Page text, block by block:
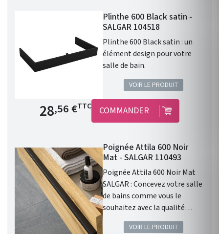
Plinthe 600 Black satin -
SALGAR 104518
Plinthe 600 Black satin : un
élément design pour votre
salle de bain.
VOIR LE PRODUIT
Prix de base
28,56 €TTC COMMANDER
Poignée Attila 600 Noir
Mat - SALGAR 110493
Poignée Attila 600 Noir Mat
SALGAR : Concevez votre salle
de bains comme vous le
souhaitez avec la qualité
Salgar !
VOIR LE PRODUIT